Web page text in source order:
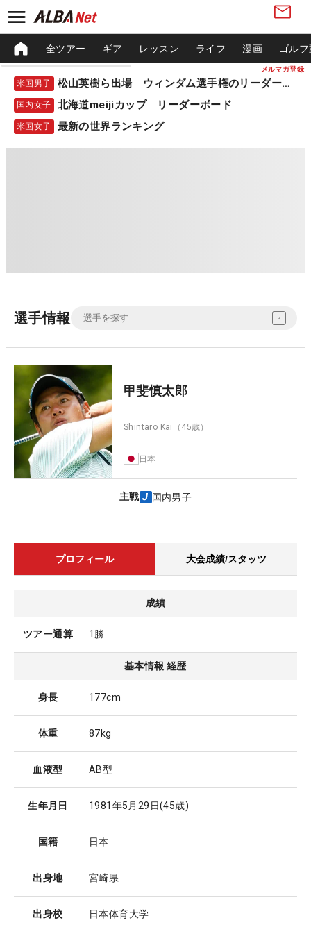
メルマガ登録
全ツアー ギア レッスン ライフ 漫画 ゴル
米国男子 松山英樹ら出場 ウィンダム選手権のリーダーボード
国内女子 北海道meijiカップ リーダーボード
米国女子 最新の世界ランキング
選手情報
甲斐慎太郎
Shintaro Kai （45歳）
日本
主戦 国内男子
プロフィール 大会成績/スタッツ
成績
ツアー通算 1勝
基本情報 経歴
身長 177cm
体重 87kg
血液型 AB型
生年月日 1981年5月29日(45歳)
国籍 日本
出身地 宮崎県
出身校 日本体育大学